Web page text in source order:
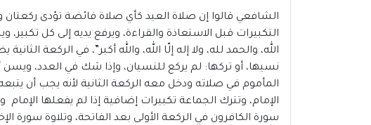
الشافعي قالوا إن صلاة العيد كأي صلاة فائضة تؤدى ركعتان
التكبيرات قبل الاستعاذة والقراءة، ويرفع يديه إلى كل
الله، والحمد لله، ولا إله إلّا الله، والله أكبر”، في الركعة
نسيها، أو تركها: لم يركع للنسيان، وإذا شك في العدد،
المأموم في صلاته ودخل معه الركعة الثانية لأنه يجب أن
الإمام، وتترك الجماعة تكبيرات إضافية إذا لم يفعلها
سورة الكافرون في الركعة الأولى بعد الفاتحة، وتلاوة سورة